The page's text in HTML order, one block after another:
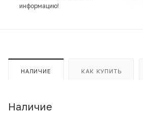
информацию!
НАЛИЧИЕ КАК КУПИТЬ
Наличие